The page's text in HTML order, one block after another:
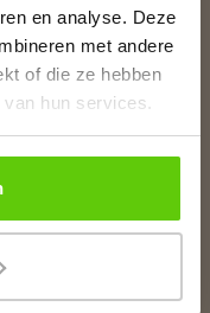
en analyse. Deze
met andere
of die ze hebben
hun services.